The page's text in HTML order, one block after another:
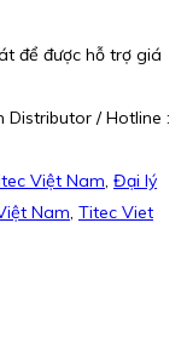
để được hỗ trợ giá
Distributor / Hotline :
Việt Nam, Đại lý
Nam, Titec Viet